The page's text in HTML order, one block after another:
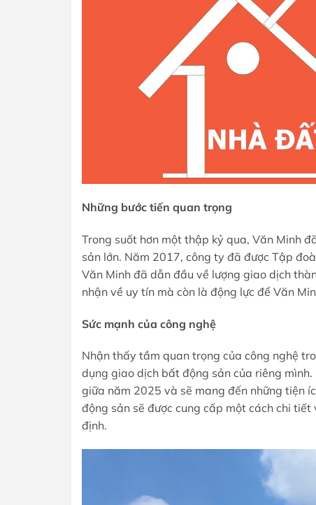
Những bước tiến quan trọng
Trong suốt hơn một thập kỷ qua, Văn Minh
sản lớn. Năm 2017, công ty đã được Tập
Văn Minh đã dẫn đầu về lượng giao dịch
nhận về uy tín mà còn là động lực để Văn
Sức mạnh của công nghệ
Nhận thấy tầm quan trọng của công nghệ
dụng giao dịch bất động sản của riêng
giữa năm 2025 và sẽ mang đến những tiện
động sản sẽ được cung cấp một cách chi
định.